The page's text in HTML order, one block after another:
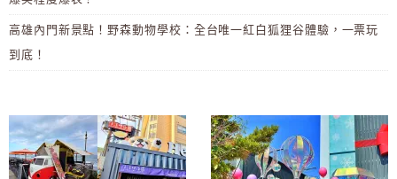
高雄內門新景點！野森動物學校：全台唯一紅白狐狸谷體驗，一票玩
到底！